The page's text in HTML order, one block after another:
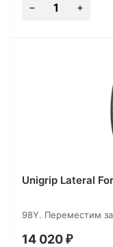
Unigrip Lateral
98Y. Переместим
14 020 ₽